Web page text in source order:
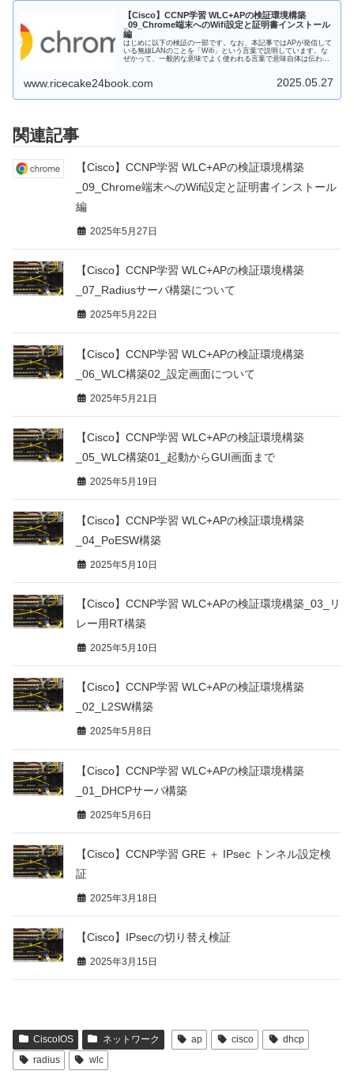
【Cisco】CCNP学習 WLC+APの検証環境構築
_09_Chrome端末へのWifi設定と証明書インストール
編
はじめに以下の検証の一部です。なお、本記事ではAPが発信して
いる無線LANのことを「Wifi」という言葉で説明しています。な
ぜかって、一般的な意味でよく使われる言葉で意味自体は伝わり
www.ricecake24book.com 2025.05.27
関連記事
【Cisco】CCNP学習 WLC+APの検証環境構築
_09_Chrome端末へのWifi設定と証明書インストール
編
2025年5月27日
【Cisco】CCNP学習 WLC+APの検証環境構築
_07_Radiusサーバ構築について
2025年5月22日
【Cisco】CCNP学習 WLC+APの検証環境構築
_06_WLC構築02_設定画面について
2025年5月21日
【Cisco】CCNP学習 WLC+APの検証環境構築
_05_WLC構築01_起動からGUI画面まで
2025年5月19日
【Cisco】CCNP学習 WLC+APの検証環境構築
_04_PoESW構築
2025年5月10日
【Cisco】CCNP学習 WLC+APの検証環境構築_03_リ
レー用RT構築
2025年5月10日
【Cisco】CCNP学習 WLC+APの検証環境構築
_02_L2SW構築
2025年5月8日
【Cisco】CCNP学習 WLC+APの検証環境構築
_01_DHCPサーバ構築
2025年5月6日
【Cisco】CCNP学習 GRE ＋ IPsec トンネル設定検
証
2025年3月18日
【Cisco】IPsecの切り替え検証
2025年3月15日
CiscoIOS ネットワーク ap cisco
dhcp
radius
wlc